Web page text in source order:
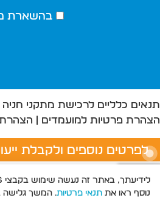
להצעת מחיר וקריאת
לפרטים נוספים ולקבלת
בהשארת
תנאים כלליים לרכישת מתקני חניה
הצהרת פרטיות למועמדים
הצהרת
נוסף ראו את תנאי פרטיות. המשך גלישה